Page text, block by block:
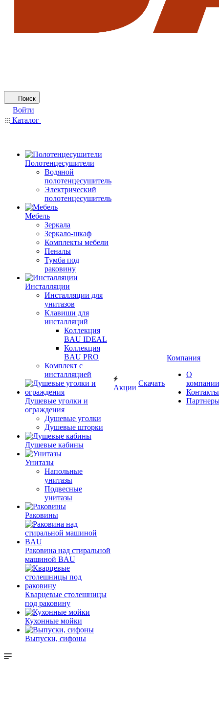
Поиск
Войти
Каталог
Полотенцесушители
Водяной
полотенцесушитель
Электрический
полотенцесушитель
Мебель
Зеркала
Зеркало-шкаф
Комплекты мебели
Пеналы
Тумба под
раковину
Инсталляции
Инсталляции для
унитазов
Клавиши для
инсталляций
Коллекция
BAU IDEAL
Коллекция
BAU PRO
Комплект с
инсталляцией
Душевые уголки и
ограждения
Душевые уголки
Душевые шторки
Душевые кабины
Унитазы
Напольные
унитазы
Подвесные
унитазы
Раковины
Раковина над стиральной
машиной BAU
Кварцевые столешницы
под раковину
Кухонные мойки
Выпуски, сифоны
Акции
Скачать
Компания
О
компании
Контакты